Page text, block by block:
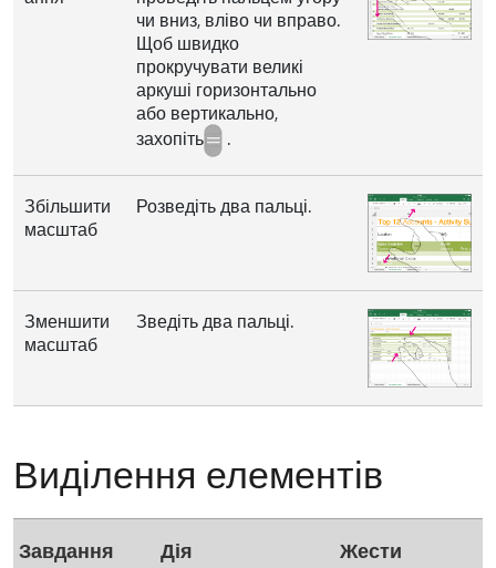
чи вниз, вліво чи вправо.
Щоб швидко
прокручувати великі
аркуші горизонтально
або вертикально,
захопіть
.
Збільшити
масштаб
Розведіть два пальці.
Зменшити
масштаб
Зведіть два пальці.
Виділення елементів
Завдання Дія Жести